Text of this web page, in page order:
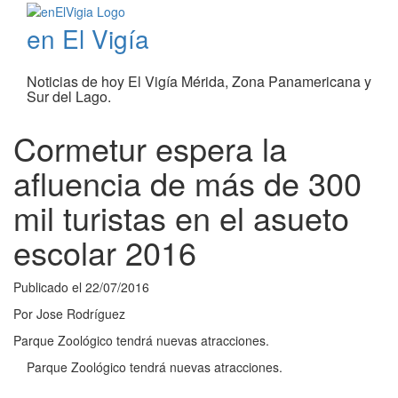
en El Vigía
Noticias de hoy El Vigía Mérida, Zona Panamericana y
Sur del Lago.
Cormetur espera la
afluencia de más de 300
mil turistas en el asueto
escolar 2016
Publicado el 22/07/2016
Por Jose Rodríguez
Parque Zoológico tendrá nuevas atracciones.
Parque Zoológico tendrá nuevas atracciones.